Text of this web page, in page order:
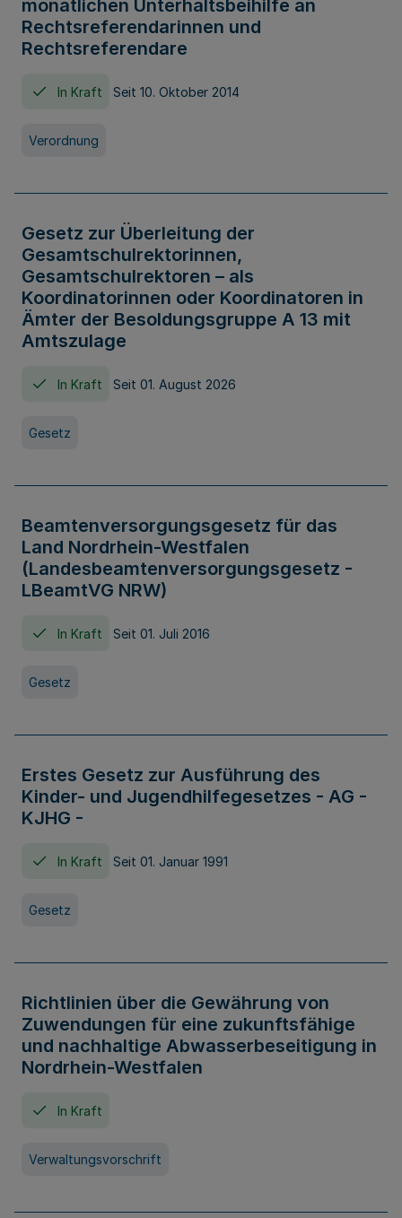
monatlichen Unterhaltsbeihilfe an
Rechtsreferendarinnen und
Rechtsreferendare
In Kraft Seit 10. Oktober 2014
Verordnung
Gesetz zur Überleitung der
Gesamtschulrektorinnen,
Gesamtschulrektoren – als
Koordinatorinnen oder Koordinatoren in
Ämter der Besoldungsgruppe A 13 mit
Amtszulage
In Kraft Seit 01. August 2026
Gesetz
Beamtenversorgungsgesetz für das
Land Nordrhein-Westfalen
(Landesbeamtenversorgungsgesetz -
LBeamtVG NRW)
In Kraft Seit 01. Juli 2016
Gesetz
Erstes Gesetz zur Ausführung des
Kinder- und Jugendhilfegesetzes - AG -
KJHG -
In Kraft Seit 01. Januar 1991
Gesetz
Richtlinien über die Gewährung von
Zuwendungen für eine zukunftsfähige
und nachhaltige Abwasserbeseitigung in
Nordrhein-Westfalen
In Kraft
Verwaltungsvorschrift